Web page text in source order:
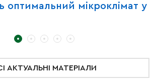
оптимальний мікроклімат у
АКТУАЛЬНІ МАТЕРІАЛИ